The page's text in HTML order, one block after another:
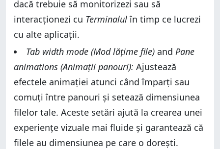
dacă trebuie să monitorizezi sau să
interacționezi cu Terminalulîn timp ce lucrezi
cu alte aplicații.
Tab width mode (Mod lățime file) and Pane
animations (Animații panouri): Ajustează
efectele animației atunci când împarți sau
comuți între panouri și setează dimensiunea
filelor tale. Aceste setări ajută la crearea unei
experiențe vizuale mai fluide și garantează că
filele au dimensiunea pe care o dorești.